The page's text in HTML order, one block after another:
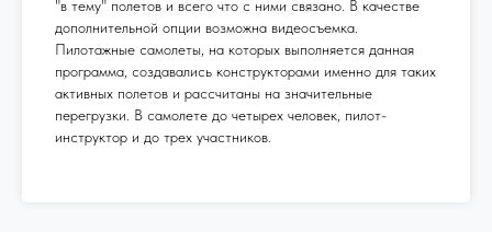
"в тему" полетов и всего что с ними связано. В качестве
дополнительной опции возможна видеосъемка.
Пилотажные самолеты, на которых выполняется данная
программа, создавались конструкторами именно для таких
активных полетов и рассчитаны на значительные
перегрузки. В самолете до четырех человек, пилот-
инструктор и до трех участников.